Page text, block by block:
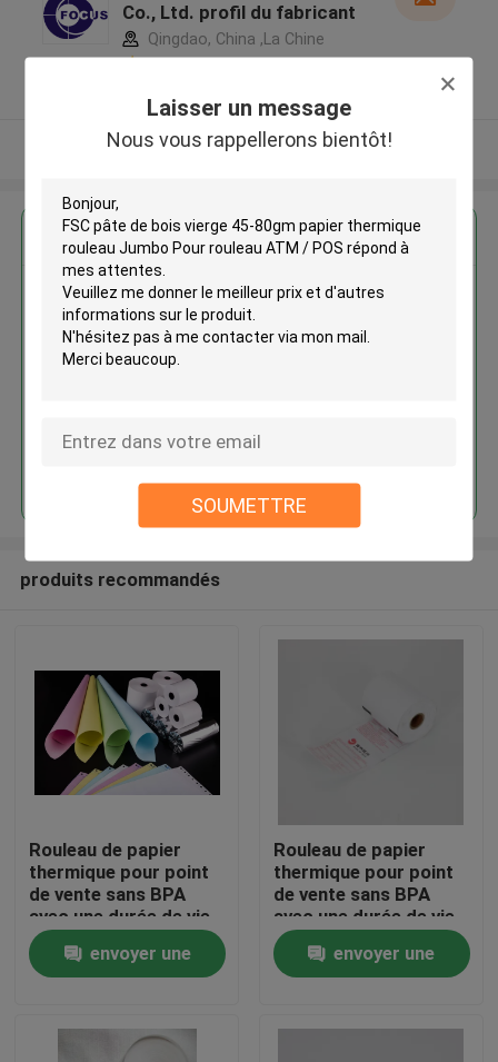
Laisser un message
Nous vous rappellerons bientôt!
SOUMETTRE
À la maison
Produits
À propos de nous
Co., Ltd. profil du fabricant
Qingdao, China ,La Chine
Regardez plus
FSC pâte de bois vierge 45-
80gm papier thermique rouleau
produits recommandés
Rouleau de papier
thermique pour point
de vente sans BPA
avec une durée de vie
de l'image de plus de 5
ans et des propriétés
résistantes à l'huile
envoyer une
Rouleau de papier
thermique pour point
de vente sans BPA
avec une durée de vie
de l'image de plus de 5
ans et des propriétés
résistantes à l'huile
envoyer une